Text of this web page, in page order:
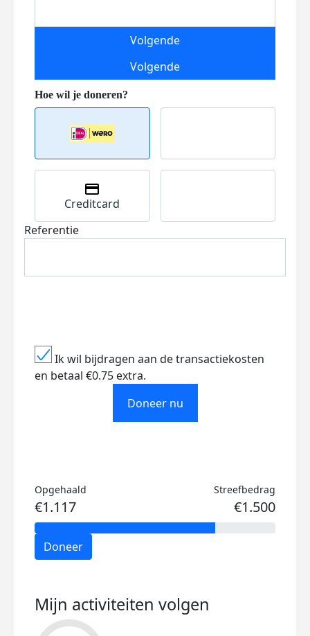
Volgende
Volgende
Creditcard
Referentie
Ik wil bijdragen aan de transactiekosten
en betaal €0.75 extra.
Doneer nu
Opgehaald
€1.117
Streefbedrag
€1.500
Doneer
Mijn activiteiten volgen